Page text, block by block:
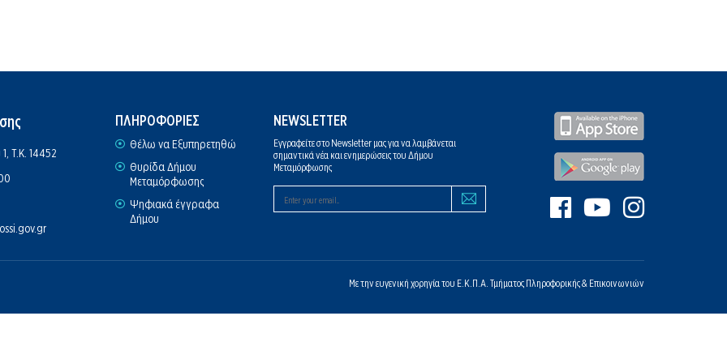
Τ.Κ. 14452
ΠΛΗΡΟΦΟΡΙΕΣ
Θέλω να Εξυπηρετηθώ
Θυρίδα Δήμου
Μεταμόρφωσης
Ψηφιακά έγγραφα
Δήμου
NEWSLETTER
Εγγραφείτε στο Newsletter μας για να λαμβάνεται
σημαντικά νέα και ενημερώσεις του Δήμου
Μεταμόρφωσης
Με την ευγενική χορηγία του Ε.Κ.Π.Α. Τμήματος Πληροφορικής & Επικοινωνιών